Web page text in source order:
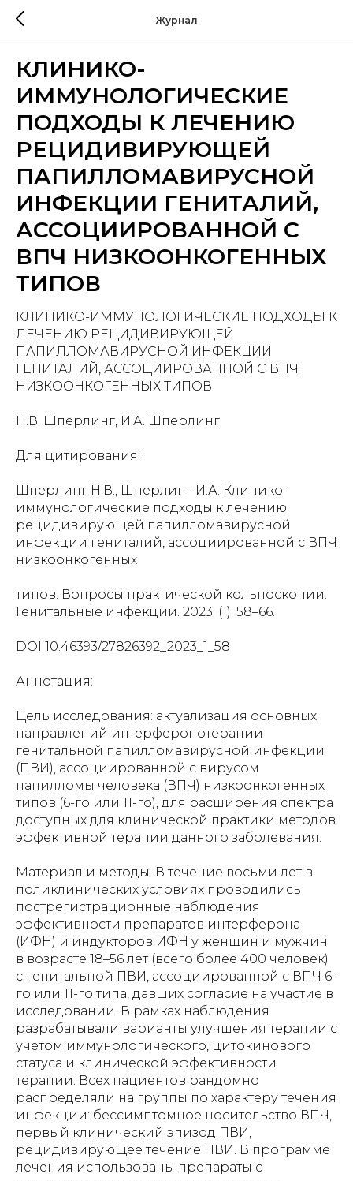
Журнал
КЛИНИКО-
ИММУНОЛОГИЧЕСКИЕ
ПОДХОДЫ К ЛЕЧЕНИЮ
РЕЦИДИВИРУЮЩЕЙ
ПАПИЛЛОМАВИРУСНОЙ
ИНФЕКЦИИ ГЕНИТАЛИЙ,
АССОЦИИРОВАННОЙ С
ВПЧ НИЗКООНКОГЕННЫХ
ТИПОВ
КЛИНИКО-ИММУНОЛОГИЧЕСКИЕ ПОДХОДЫ К
ЛЕЧЕНИЮ РЕЦИДИВИРУЮЩЕЙ
ПАПИЛЛОМАВИРУСНОЙ ИНФЕКЦИИ
ГЕНИТАЛИЙ, АССОЦИИРОВАННОЙ С ВПЧ
НИЗКООНКОГЕННЫХ ТИПОВ
Н.В. Шперлинг, И.А. Шперлинг
Для цитирования:
Шперлинг Н.В., Шперлинг И.А. Клинико-
иммунологические подходы к лечению
рецидивирующей папилломавирусной
инфекции гениталий, ассоциированной с ВПЧ
низкоонкогенных
типов. Вопросы практической кольпоскопии.
Генитальные инфекции. 2023; (1): 58–66.
DOI 10.46393/27826392_2023_1_58
Аннотация:
Цель исследования: актуализация основных
направлений интерферонотерапии
генитальной папилломавирусной инфекции
(ПВИ), ассоциированной с вирусом
папилломы человека (ВПЧ) низкоонкогенных
типов (6-го или 11-го), для расширения спектра
доступных для клинической практики методов
эффективной терапии данного заболевания.
Материал и методы. В течение восьми лет в
поликлинических условиях проводились
пострегистрационные наблюдения
эффективности препаратов интерферона
(ИФН) и индукторов ИФН у женщин и мужчин
в возрасте 18–56 лет (всего более 400 человек)
с генитальной ПВИ, ассоциированной с ВПЧ 6-
го или 11-го типа, давших согласие на участие в
исследовании. В рамках наблюдения
разрабатывали варианты улучшения терапии с
учетом иммунологического, цитокинового
статуса и клинической эффективности
терапии. Всех пациентов рандомно
распределяли на группы по характеру течения
инфекции: бессимптомное носительство ВПЧ,
первый клинический эпизод ПВИ,
рецидивирующее течение ПВИ. В программе
лечения использованы препараты с